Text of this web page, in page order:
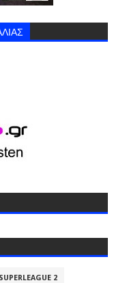
SUPERLEAGUE 2